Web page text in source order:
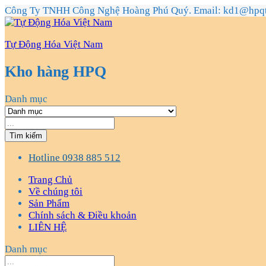
Công Ty TNHH Công Nghệ Hoàng Phú Quý. Email:
Tự Động Hóa Việt Nam
Kho hàng HPQ
Danh mục
Tìm kiếm
Hotline 0938 885 512
Trang Chủ
Về chúng tôi
Sản Phẩm
Chính sách & Điều khoản
LIÊN HỆ
Danh mục